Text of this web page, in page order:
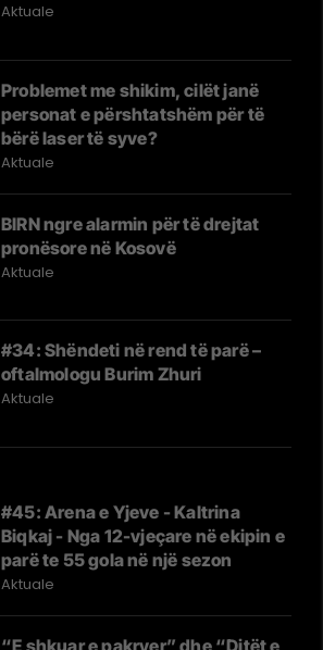
Aktuale
Problemet me shikim, cilët janë
personat e përshtatshëm për të
bërë laser të syve?
Aktuale
BIRN ngre alarmin për të drejtat
pronësore në Kosovë
Aktuale
#34: Shëndeti në rend të parë –
oftalmologu Burim Zhuri
Aktuale
#45: Arena e Yjeve - Kaltrina
Biqkaj - Nga 12-vjeçare në ekipin e
parë te 55 gola në një sezon
Aktuale
“E shkuar e pakryer” dhe “Ditët e